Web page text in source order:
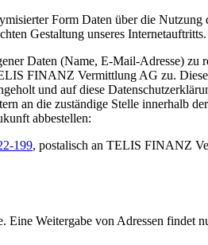
Form Daten über die
Gestaltung unseres
Daten (Name, E-Mail-Adresse) zu
FINANZ Vermittlung AG zu.
und auf diese
an die zuständige Stelle
abbestellen:
199, postalisch an TELIS FINANZ
Weitergabe von Adressen findet